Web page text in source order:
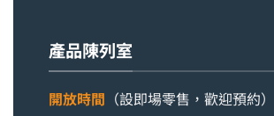
產品陳列室
開放時間 （設即場零售，歡迎預約）